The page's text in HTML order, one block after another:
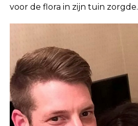
voor de flora in zijn tuin zorgde.